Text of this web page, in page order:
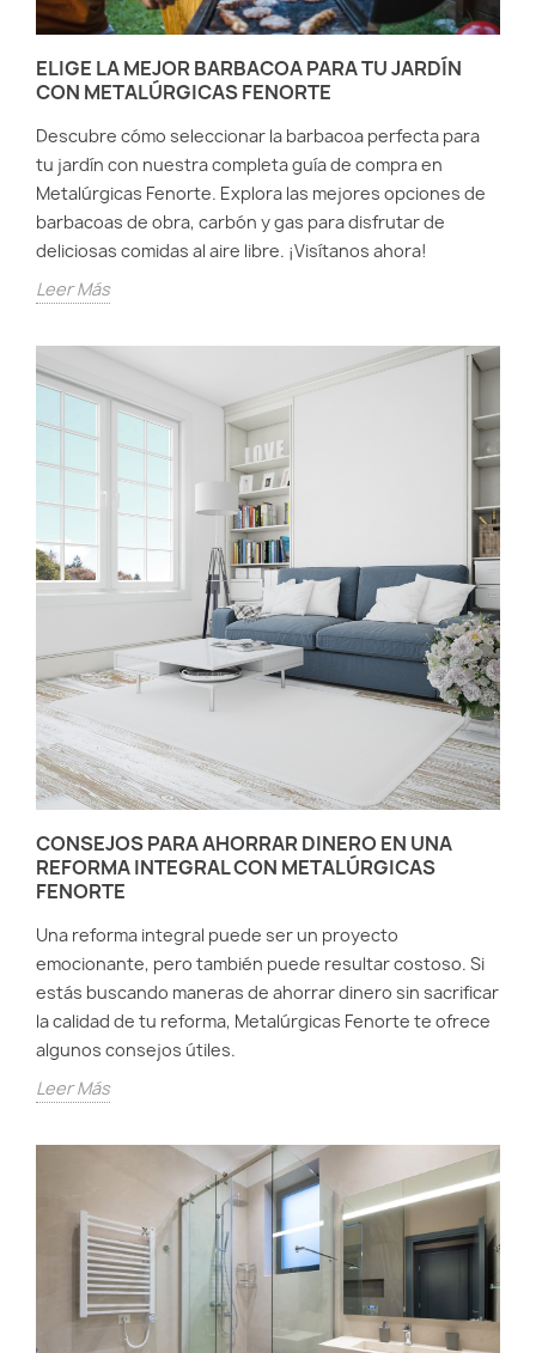
ELIGE LA MEJOR BARBACOA PARA TU JARDÍN
CON METALÚRGICAS FENORTE
Descubre cómo seleccionar la barbacoa perfecta para
tu jardín con nuestra completa guía de compra en
Metalúrgicas Fenorte. Explora las mejores opciones de
barbacoas de obra, carbón y gas para disfrutar de
deliciosas comidas al aire libre. ¡Visítanos ahora!
Leer Más
CONSEJOS PARA AHORRAR DINERO EN UNA
REFORMA INTEGRAL CON METALÚRGICAS
FENORTE
Una reforma integral puede ser un proyecto
emocionante, pero también puede resultar costoso. Si
estás buscando maneras de ahorrar dinero sin sacrificar
la calidad de tu reforma, Metalúrgicas Fenorte te ofrece
algunos consejos útiles.
Leer Más